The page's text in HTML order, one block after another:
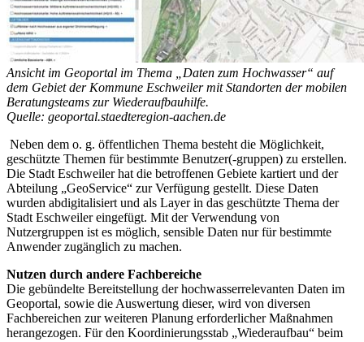
Ansicht im Geoportal im Thema „Daten zum Hochwasser“ auf
dem Gebiet der Kommune Eschweiler mit Standorten der mobilen
Beratungsteams zur Wiederaufbauhilfe.
Quelle: geoportal.staedteregion-aachen.de
Neben dem o. g. öffentlichen Thema besteht die Möglichkeit,
geschützte Themen für bestimmte Benutzer(-gruppen) zu erstellen.
Die Stadt Eschweiler hat die betroffenen Gebiete kartiert und der
Abteilung „GeoService“ zur Verfügung gestellt. Diese Daten
wurden abdigitalisiert und als Layer in das geschützte Thema der
Stadt Eschweiler eingefügt. Mit der Verwendung von
Nutzergruppen ist es möglich, sensible Daten nur für bestimmte
Anwender zugänglich zu machen.
Nutzen durch andere Fachbereiche
Die gebündelte Bereitstellung der hochwasserrelevanten Daten im
Geoportal, sowie die Auswertung dieser, wird von diversen
Fachbereichen zur weiteren Planung erforderlicher Maßnahmen
herangezogen. Für den Koordinierungsstab „Wiederaufbau“ beim